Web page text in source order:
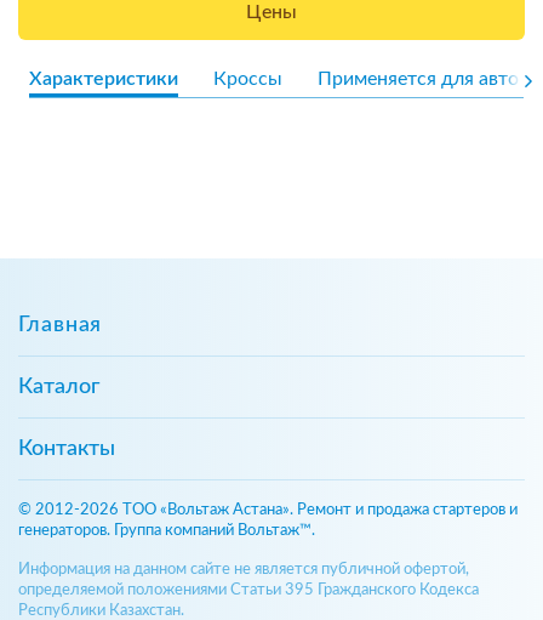
Цены
Характеристики Кроссы Применяется для авто
Главная
Каталог
Контакты
© 2012-2026 ТОО «Вольтаж Астана». Ремонт и продажа стартеров и
генераторов. Группа компаний Вольтаж™.
Информация на данном сайте не является публичной офертой,
определяемой положениями Статьи 395 Гражданского Кодекса
Республики Казахстан.